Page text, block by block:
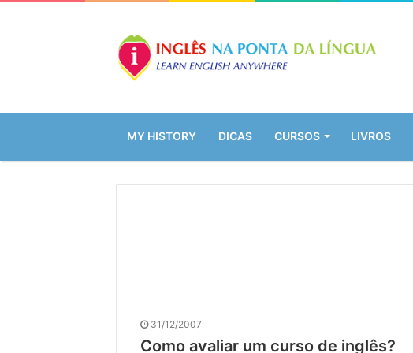
MY HISTORY DICAS CURSOS LIVROS
31/12/2007
Como avaliar um curso de inglês?